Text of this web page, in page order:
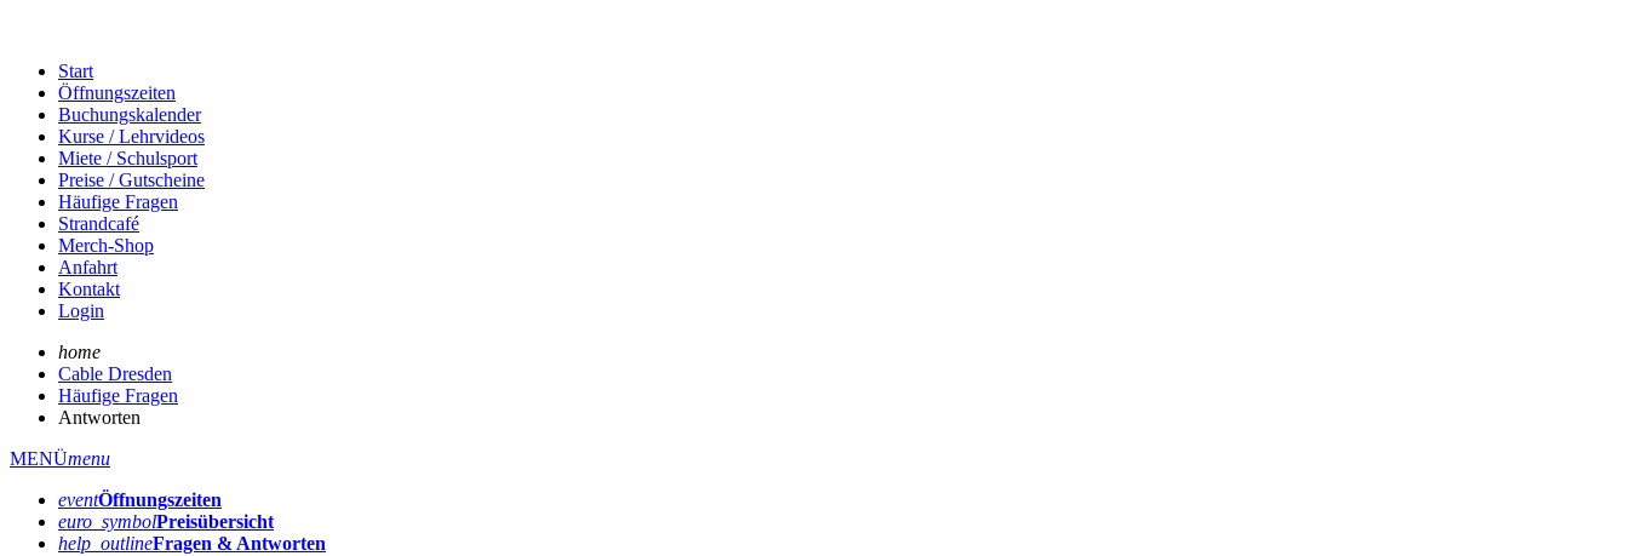
Start
Öffnungszeiten
Buchungskalender
Kurse / Lehrvideos
Miete / Schulsport
Preise / Gutscheine
Häufige Fragen
Strandcafé
Merch-Shop
Anfahrt
Kontakt
Login
home
Cable Dresden
Häufige Fragen
Antworten
MENÜmenu
eventÖffnungs­zeiten
euro_symbolPreis­übersicht
help_outlineFragen & Antworten